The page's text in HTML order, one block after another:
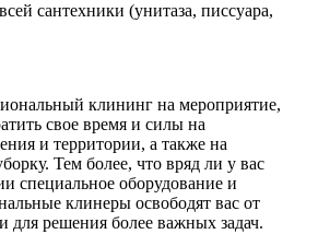
сантехники (унитаза, писсуара,
клининг на мероприятие,
свое время и силы на
и территории, а также на
Тем более, что вряд ли у вас
специальное оборудование и
клинеры освободят вас от
для решения более важных задач.